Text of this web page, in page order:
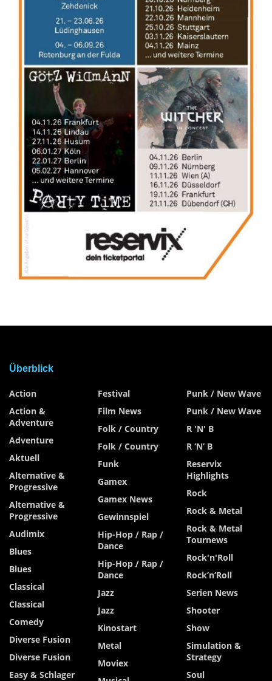
Überblick
Action
Action &
Adventure
Adventure
Aktuell
Alternative &
Progressive
Alternative &
Progressive
Audimix
Blues
Blues
Classical
Classical
Comedy
Diverse Fusion
Diverse Fusion
Easy & Schlager
Festival
Film News
Folk / Country
Folk / Country
Funk
Gamex
Gamex News
Gewinnspiel
Hip-Hop / Rap /
Dance
Hip-Hop / Rap /
Dance
Jazz
Jazz
Kinostart
Metal
Moviex
Punk / New Wave
Punk / New Wave
R 'n' B
R ‘n’ B
Reservix
Highlights
Rock
Rock & Metal
Rock & Metal
Tournews
Rock'n'Roll
Rock’n’Roll
Serien News
Shooter
Show
Simulation &
Strategy
Soul